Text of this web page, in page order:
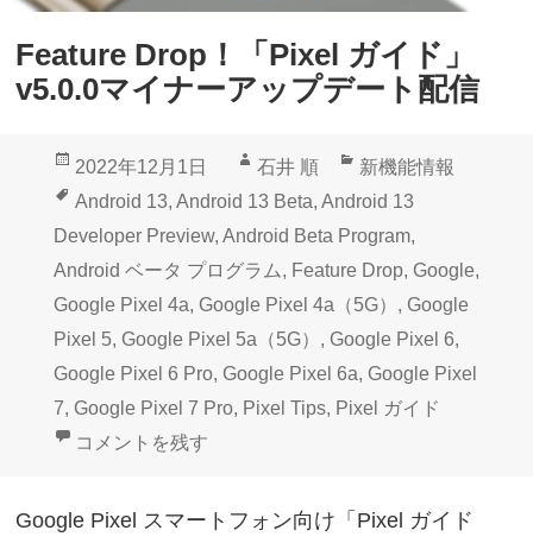
Feature Drop！「Pixel ガイド」
v5.0.0マイナーアップデート配信
投
稿
日:
2022年12月1日
作
成
者
石井 順
カ
テ
ゴ
リ
ー
新機能情報
タ
グ
Android 13, Android 13 Beta, Android 13
Developer Preview, Android Beta Program,
Android ベータ プログラム, Feature Drop, Google,
Google Pixel 4a, Google Pixel 4a（5G） , Google
Pixel 5, Google Pixel 5a（5G） , Google Pixel 6,
Google Pixel 6 Pro, Google Pixel 6a, Google Pixel
7, Google Pixel 7 Pro, Pixel Tips, Pixel ガイド
Feature Drop！「Pixel ガイド」v5.0.0マイナーアッ
コメントを残す
Google Pixel スマートフォン向け「Pixel ガイド